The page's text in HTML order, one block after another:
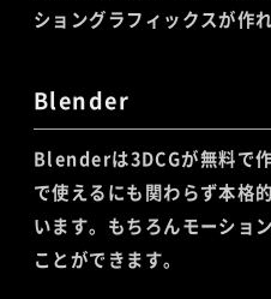
ショングラフィックスが作れ
Blender
Blenderは3DCGが無料で
で使えるにも関わらず本格
います。もちろんモーショ
ことができます。